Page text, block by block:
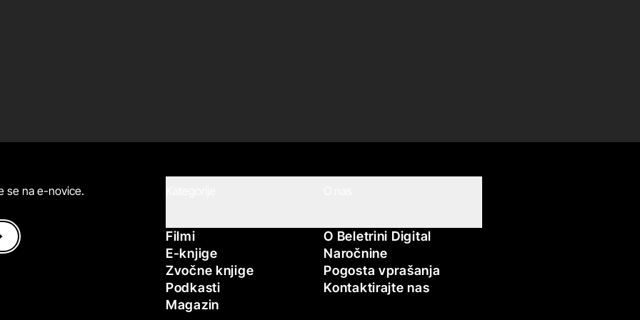
Filmi
E-knjige
Zvočne knjige
Podkasti
Magazin
O Beletrini Digital
Naročnine
Pogosta vprašanja
Kontaktirajte nas
se na e-novice.